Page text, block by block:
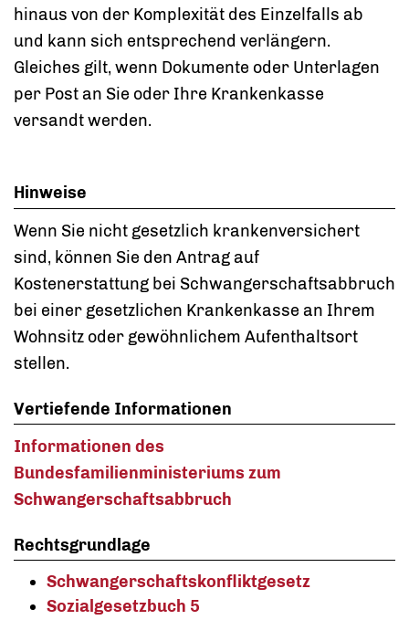
hinaus von der Komplexität des Einzelfalls ab
und kann sich entsprechend verlängern.
Gleiches gilt, wenn Dokumente oder Unterlagen
per Post an Sie oder Ihre Krankenkasse
versandt werden.
Hinweise
Wenn Sie nicht gesetzlich krankenversichert
sind, können Sie den Antrag auf
Kostenerstattung bei Schwangerschaftsabbruch
bei einer gesetzlichen Krankenkasse an Ihrem
Wohnsitz oder gewöhnlichem Aufenthaltsort
stellen.
Vertiefende Informationen
Informationen des
Bundesfamilienministeriums zum
Schwangerschaftsabbruch
Rechtsgrundlage
Schwangerschaftskonfliktgesetz
Sozialgesetzbuch 5